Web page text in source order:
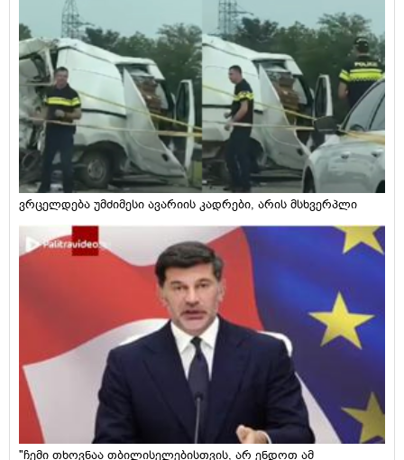
ვრცელდება უმძიმესი ავარიის კადრები, არის მსხვერპლი
"ჩემი თხოვნაა თბილისელებისთვის, არ ენდოთ ამ